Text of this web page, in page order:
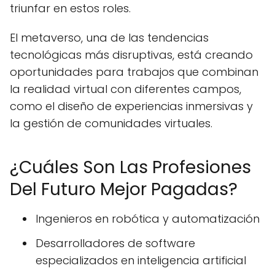
triunfar en estos roles.
El metaverso, una de las tendencias
tecnológicas más disruptivas, está creando
oportunidades para trabajos que combinan
la realidad virtual con diferentes campos,
como el diseño de experiencias inmersivas y
la gestión de comunidades virtuales.
¿Cuáles Son Las Profesiones
Del Futuro Mejor Pagadas?
Ingenieros en robótica y automatización
Desarrolladores de software
especializados en inteligencia artificial